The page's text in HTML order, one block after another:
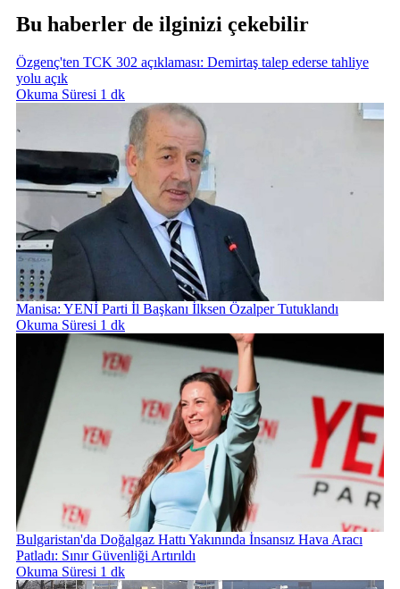
Bu haberler de ilginizi çekebilir
Özgenç'ten TCK 302 açıklaması: Demirtaş talep ederse tahliye
yolu açık
Okuma Süresi 1 dk
Manisa: YENİ Parti İl Başkanı İlksen Özalper Tutuklandı
Okuma Süresi 1 dk
Bulgaristan'da Doğalgaz Hattı Yakınında İnsansız Hava Aracı
Patladı: Sınır Güvenliği Artırıldı
Okuma Süresi 1 dk